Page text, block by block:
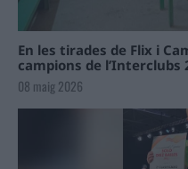
En les tirades de Flix i
campions de l’Interclubs
08 maig 2026